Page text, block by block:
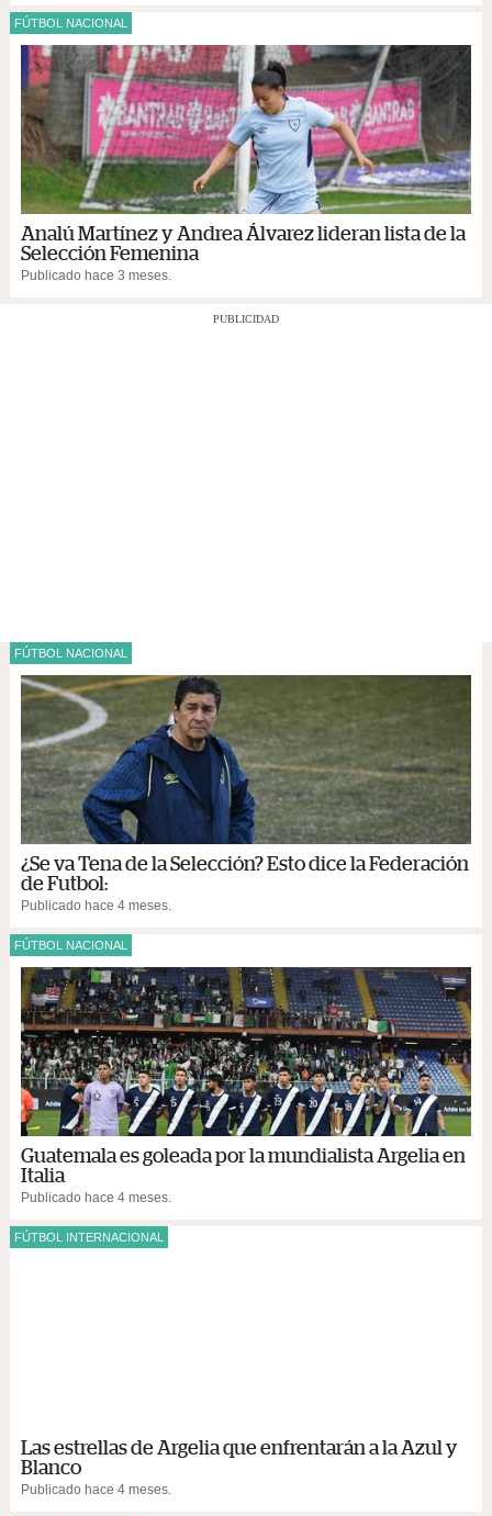
FÚTBOL NACIONAL
Analú Martínez y Andrea Álvarez lideran lista de la
Selección Femenina
Publicado hace 3 meses.
PUBLICIDAD
FÚTBOL NACIONAL
¿Se va Tena de la Selección? Esto dice la Federación
de Futbol:
Publicado hace 4 meses.
FÚTBOL NACIONAL
Guatemala es goleada por la mundialista Argelia en
Italia
Publicado hace 4 meses.
FÚTBOL INTERNACIONAL
Las estrellas de Argelia que enfrentarán a la Azul y
Blanco
Publicado hace 4 meses.